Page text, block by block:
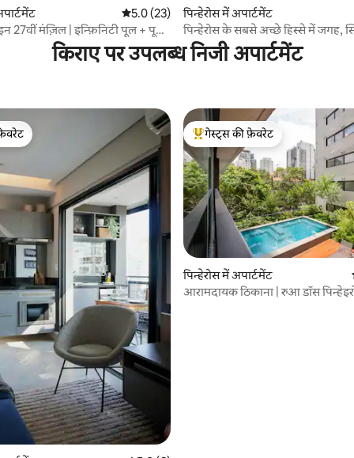
औसत रेटिंग 5 में से 5.0, 23 समीक्षाएँ
5.0 (23)
27वीं मंज़िल | इन्फ़िनिटी पूल + पूरी
पिन्हेरोस में अपार्टमेंट
पिन्हेरोस के सबसे अच्छे हिस्से में जगह,
को-वर्क और जिम
किराए पर उपलब्ध निजी अपार्टमेंट
गेस्ट्स का टॉप फ़ेवरेट
गेस्ट्स की फ़ेवरेट
पिन्हेरोस में अपार्टमेंट
आरामदायक ठिकाना | रुआ डॉस